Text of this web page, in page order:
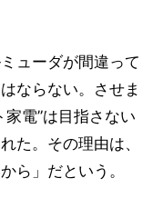
ューダが間違って
ならない。させま
電”は目指さない
た。その理由は、
ら」だという。